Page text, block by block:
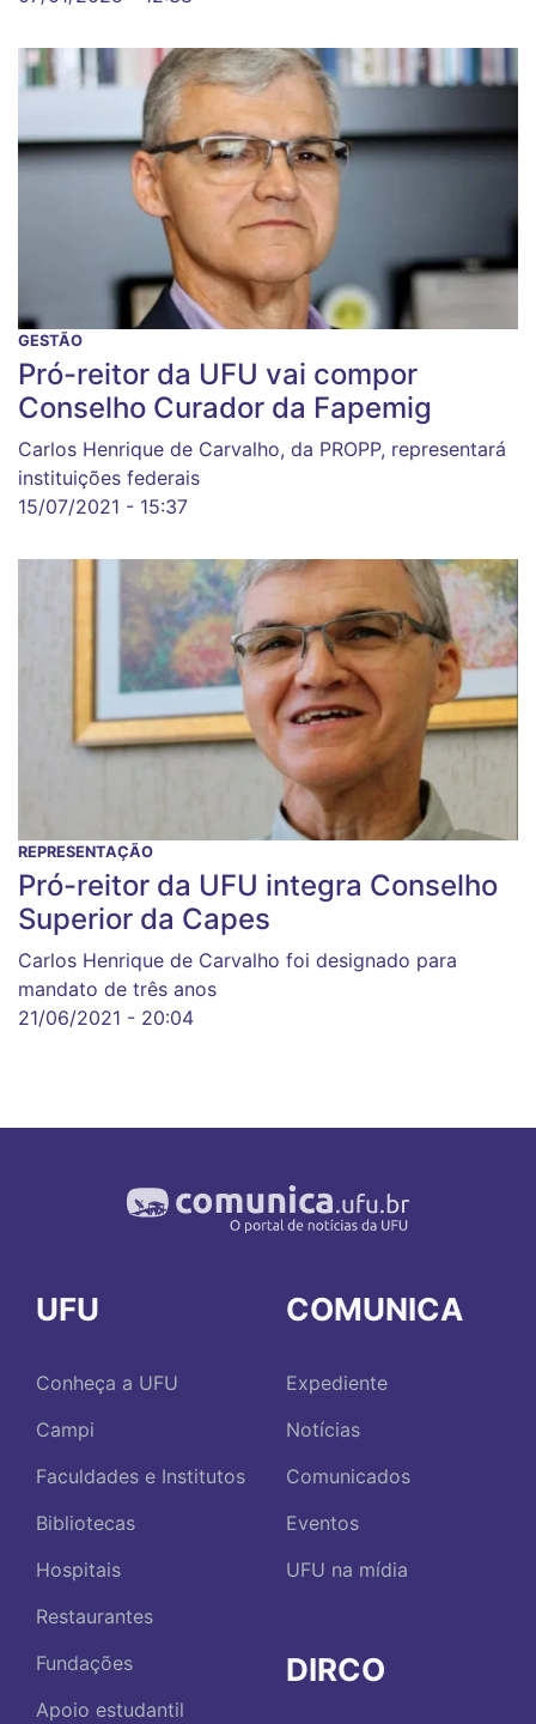
GESTÃO
Pró-reitor da UFU vai compor
Conselho Curador da Fapemig
Carlos Henrique de Carvalho, da PROPP, representará
instituições federais
15/07/2021 - 15:37
REPRESENTAÇÃO
Pró-reitor da UFU integra Conselho
Superior da Capes
Carlos Henrique de Carvalho foi designado para
mandato de três anos
21/06/2021 - 20:04
UFU
Conheça a UFU
Campi
Faculdades e Institutos
Bibliotecas
Hospitais
Restaurantes
Fundações
Apoio estudantil
COMUNICA
Expediente
Notícias
Comunicados
Eventos
UFU na mídia
DIRCO